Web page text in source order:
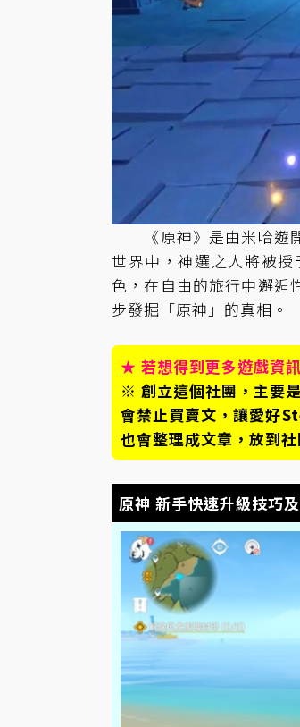
《原神》是由米哈遊開
世界中，神選之人將被
色，在自由的旅行中邂逅
步發掘「原神」的真相。
★ 若想得到更多遊戲資
※ 創立這個社團，主要
會禁止買賣文，讓愛好
也會整理成文章，放到
原神 新手快速升級技巧